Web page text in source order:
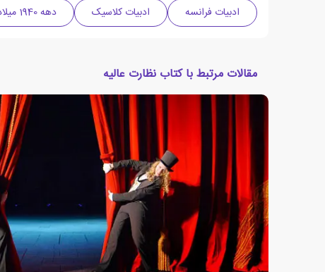
ادبیات فرانسه ادبیات کلاسیک دهه 1940 میلادی
مقالات مرتبط با کتاب نظارت عالیه